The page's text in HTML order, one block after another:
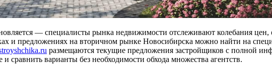
— специалисты рынка недвижимости отслеживают колебания
и предложениях на вторичном рынке Новосибирска можно найти на
размещаются текущие предложения застройщиков с полной
сравнить варианты без необходимости обхода множества агентств.